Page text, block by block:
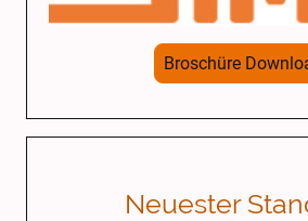
Broschüre
Neuester